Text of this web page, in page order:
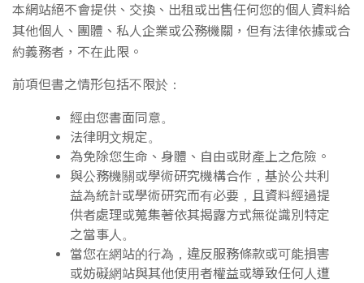
本網站絕不會提供、交換、出租或出售任何您的個人資料給
其他個人、團體、私人企業或公務機關，但有法律依據或合
約義務者，不在此限。
前項但書之情形包括不限於：
經由您書面同意。
法律明文規定。
為免除您生命、身體、自由或財產上之危險。
與公務機關或學術研究機構合作，基於公共利
益為統計或學術研究而有必要，且資料經過提
供者處理或蒐集著依其揭露方式無從識別特定
之當事人。
當您在網站的行為，違反服務條款或可能損害
或妨礙網站與其他使用者權益或導致任何人遭